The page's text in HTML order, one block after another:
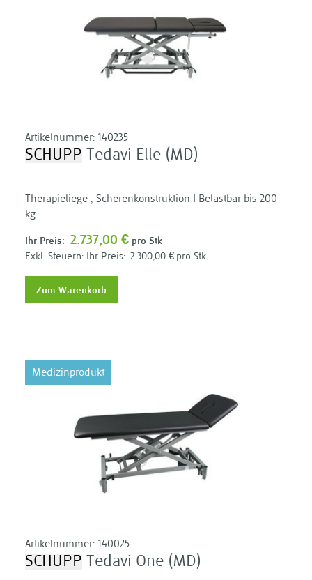
Artikelnummer: 140235
SCHUPP Tedavi Elle (MD)
Therapieliege , Scherenkonstruktion I Belastbar bis 200
kg
Ihr Preis: 2.737,00 € pro Stk
Ihr Preis: 2.300,00 € pro Stk
Zum Warenkorb
Medizinprodukt
Artikelnummer: 140025
SCHUPP Tedavi One (MD)